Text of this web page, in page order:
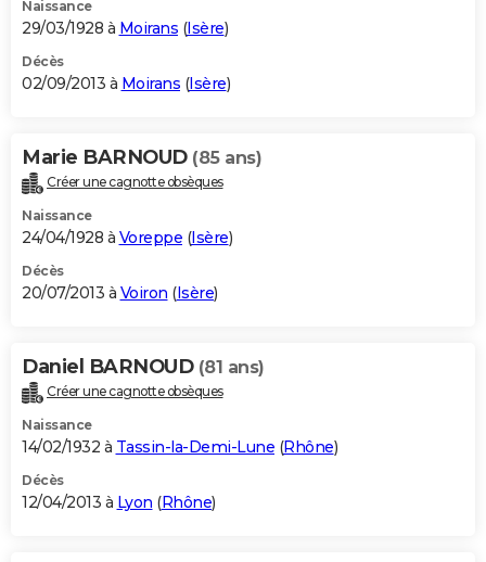
Naissance
29/03/1928 à Moirans (Isère)
Décès
02/09/2013 à Moirans (Isère)
Marie BARNOUD (85 ans)
Créer une cagnotte obsèques
Naissance
24/04/1928 à Voreppe (Isère)
Décès
20/07/2013 à Voiron (Isère)
Daniel BARNOUD (81 ans)
Créer une cagnotte obsèques
Naissance
14/02/1932 à Tassin-la-Demi-Lune (Rhône)
Décès
12/04/2013 à Lyon (Rhône)